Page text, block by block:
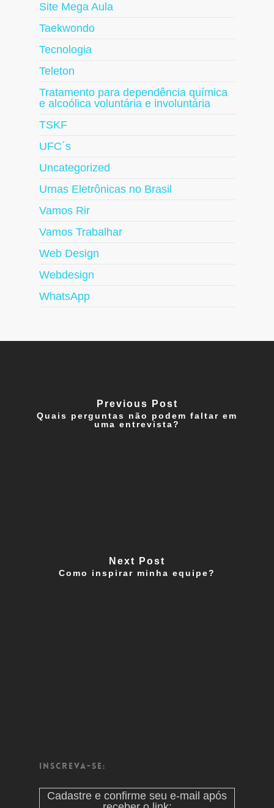
Site Mega Aula
Taekwondo
Tecnologia
Teleton
Tratamento para dependência química
e alcoólica voluntária e involuntária
TSKF
UFC´s
Uncategorized
Urnas Eletrônicas no Brasil
Vamos Rir
Vamos Trabalhar
Web Design
Webdesign
WhatsApp
Previous Post
Quais perguntas não podem faltar em
uma entrevista?
Next Post
Como inspirar minha equipe?
Inscreva-se:
Cadastre e confirme seu e-mail após